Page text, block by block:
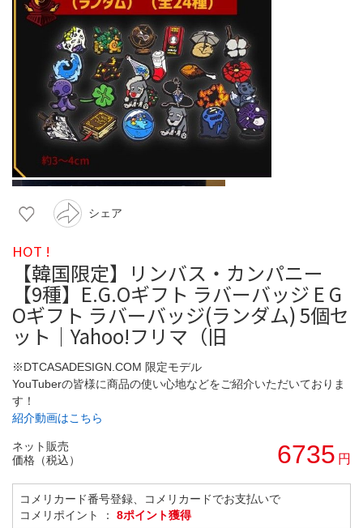
シェア
HOT !
【韓国限定】リンバス・カンパニー
【9種】E.G.Oギフト ラバーバッジ E G
Oギフト ラバーバッジ(ランダム) 5個セ
ット｜Yahoo!フリマ（旧
※DTCASADESIGN.COM 限定モデル
YouTuberの皆様に商品の使い心地などをご紹介いただいておりま
す！
紹介動画はこちら
ネット販売
価格（税込）
6735 円
コメリカード番号登録、コメリカードでお支払いで
コメリポイント ： 8ポイント獲得